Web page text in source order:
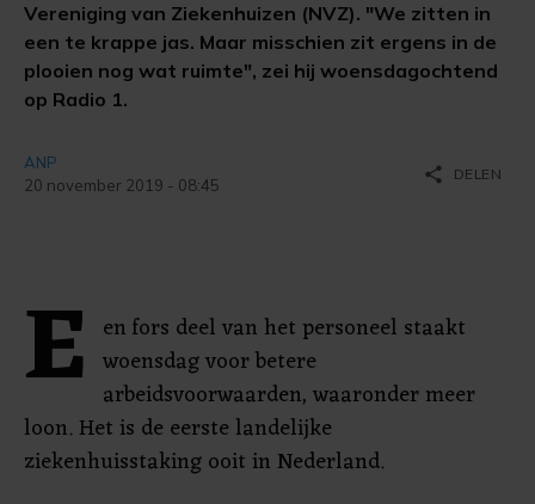
Vereniging van Ziekenhuizen (NVZ). "We zitten in
een te krappe jas. Maar misschien zit ergens in de
plooien nog wat ruimte", zei hij woensdagochtend
op Radio 1.
ANP
20 november 2019 - 08:45
share DELEN
E en fors deel van het personeel staakt
woensdag voor betere
arbeidsvoorwaarden, waaronder meer
loon. Het is de eerste landelijke
ziekenhuisstaking ooit in Nederland.